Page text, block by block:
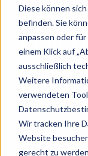
Diese können
befinden. Sie
anpassen oder
einem Klick auf
ausschließlich
Weitere
verwendeten
Wir tracken Ihre
Website
gerecht zu
digital
ZEP hilft